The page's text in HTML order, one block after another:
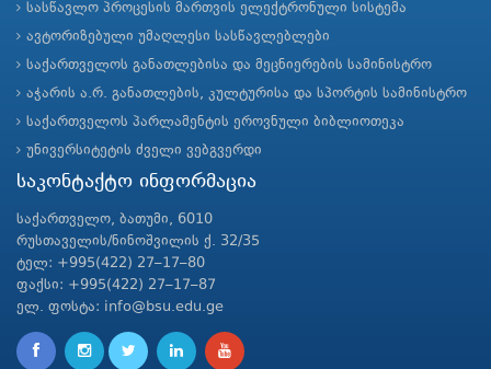
სასწავლო პროცესის მართვის ელექტრონული სისტემა
ავტორიზებული უმაღლესი სასწავლებლები
საქართველოს განათლებისა და მეცნიერების სამინისტრო
აჭარის ა.რ. განათლების, კულტურისა და სპორტის სამინისტრო
საქართველოს პარლამენტის ეროვნული ბიბლიოთეკა
უნივერსიტეტის ძველი ვებგვერდი
საკონტაქტო ინფორმაცია
საქართველო, ბათუმი, 6010
რუსთაველის/ნინოშვილის ქ. 32/35
ტელ: +995(422) 27–17–80
ფაქსი: +995(422) 27–17–87
ელ. ფოსტა: info@bsu.edu.ge